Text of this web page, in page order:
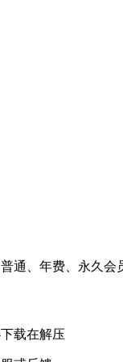
通、年费、永久会
载在解压